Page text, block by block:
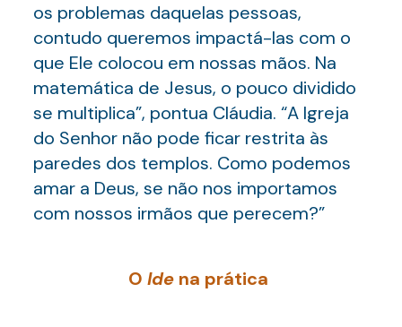
os problemas daquelas pessoas,
contudo queremos impactá-las com o
que Ele colocou em nossas mãos. Na
matemática de Jesus, o pouco dividido
se multiplica”, pontua Cláudia. “A Igreja
do Senhor não pode ficar restrita às
paredes dos templos. Como podemos
amar a Deus, se não nos importamos
com nossos irmãos que perecem?”
OIde na prática